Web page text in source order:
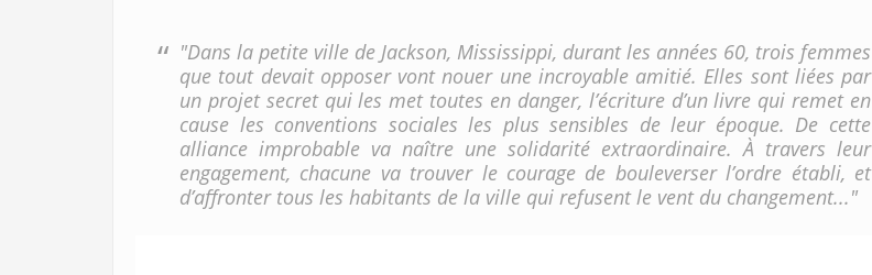
"Dans la petite ville de Jackson, Mississippi, durant les années 60, trois femmes
que tout devait opposer vont nouer une incroyable amitié. Elles sont liées par
un projet secret qui les met toutes en danger, l’écriture d’un livre qui remet en
cause les conventions sociales les plus sensibles de leur époque. De cette
alliance improbable va naître une solidarité extraordinaire. À travers leur
engagement, chacune va trouver le courage de bouleverser l’ordre établi, et
d’affronter tous les habitants de la ville qui refusent le vent du changement..."